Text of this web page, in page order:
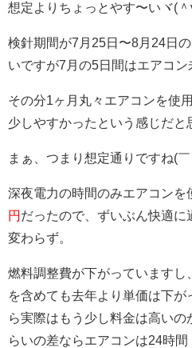
想定よりちょっとやす〜いヾ(
検針期間が7月25日〜8月24日
いですが7月の5日間はエアコン
その分1ヶ月丸々エアコンを使
少しやすかったという感じだと
まぁ、つまり想定通りですね(
深夜電力の時間のみエアコンを
円 だったので、ずいぶん快適
変わらず。
燃料調整費が下がっていますし
を含めても去年より単価は下
ら実際はもう少し料金は高いの
らいの差ならエアコンは24時